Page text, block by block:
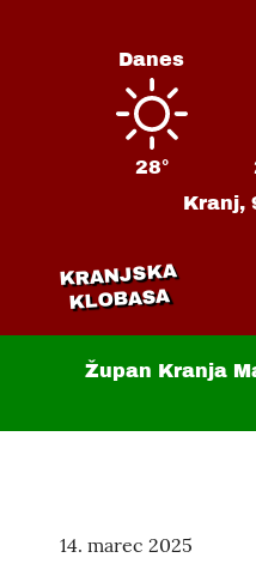
Danes
28°
Kranj,
KRANJSKA
KLOBASA
Župan Kranja
14. marec 2025